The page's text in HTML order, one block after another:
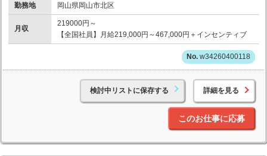
勤務地 岡山県岡山市北区
月収
219000円～
【全国社員】月給219,000円～467,000円＋インセンティブ
w34260400118
検討中リストに保存する 詳細を見る
このお仕事に応募